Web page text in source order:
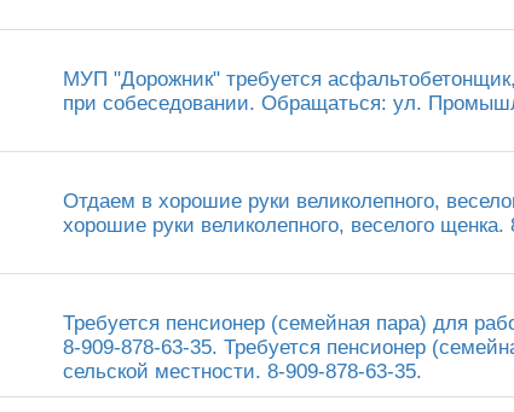
МУП "Дорожник" требуется
при собеседовании. Обращаться: ул.
Отдаем в хорошие руки великолепного,
хорошие руки великолепного, веселого щенка.
Требуется пенсионер (семейная пара) для
8-909-878-63-35. Требуется пенсионер
сельской местности. 8-909-878-63-35.